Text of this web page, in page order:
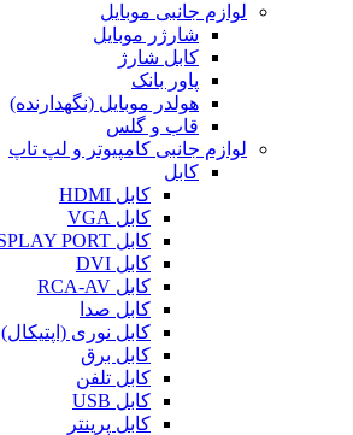
لوازم جانبی موبایل
شارژر موبایل
کابل شارژ
پاور بانک
هولدر موبایل (نگهدارنده)
قاب و گلس
لوازم جانبی کامپیوتر و لپ تاپ
کابل
کابل HDMI
کابل VGA
کابل DISPLAY PORT
کابل DVI
کابل RCA-AV
کابل صدا
کابل نوری (اپتیکال)
کابل برق
کابل تلفن
کابل USB
کابل پرینتر